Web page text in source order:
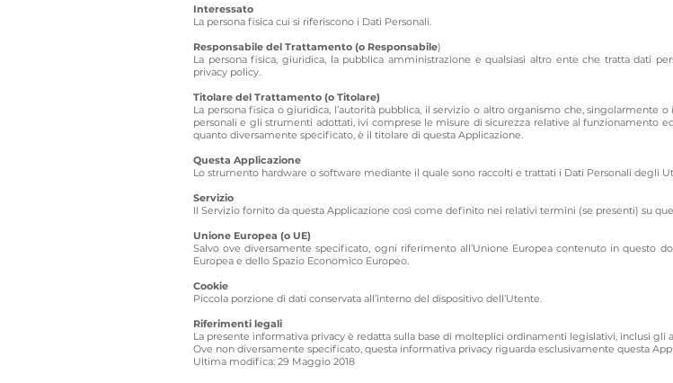
Interessato
La persona fisica cui si riferiscono i Dati Personali.
Responsabile del Trattamento (o Responsabile)
La persona fisica, giuridica, la pubblica amministrazione e qualsiasi altro ente che tratta dati
privacy policy.
Titolare del Trattamento (o Titolare)
La persona fisica o giuridica, l’autorità pubblica, il servizio o altro organismo che,
personali e gli strumenti adottati, ivi comprese le misure di sicurezza relative al funzionamento
quanto diversamente specificato, è il titolare di questa Applicazione.
Questa Applicazione
Lo strumento hardware o software mediante il quale sono raccolti e trattati i Dati Personali degli
Servizio
Il Servizio fornito da questa Applicazione così come definito nei relativi termini (se presenti) su
Unione Europea (o UE)
Salvo ove diversamente specificato, ogni riferimento all’Unione Europea contenuto in questo
Europea e dello Spazio Economico Europeo.
Cookie
Piccola porzione di dati conservata all’interno del dispositivo dell’Utente.
Riferimenti legali
La presente informativa privacy è redatta sulla base di molteplici ordinamenti legislativi, inclusi gli
Ove non diversamente specificato, questa informativa privacy riguarda esclusivamente questa
Ultima modifica: 29 Maggio 2018